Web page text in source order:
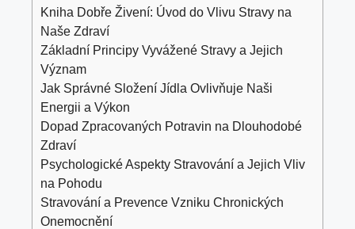
Kniha Dobře Živení: Úvod do Vlivu Stravy na
Naše Zdraví
Základní Principy Vyvážené Stravy a Jejich
Význam
Jak Správné Složení Jídla Ovlivňuje Naši
Energii a Výkon
Dopad Zpracovaných Potravin na Dlouhodobé
Zdraví
Psychologické Aspekty Stravování a Jejich Vliv
na Pohodu
Stravování a Prevence Vzniku Chronických
Onemocnění